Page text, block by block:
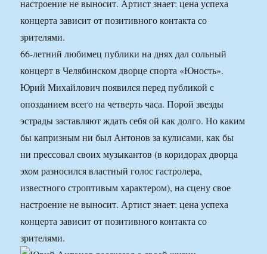
настроение не выносит. Артист знает: цена успеха
концерта зависит от позитивного контакта со
зрителями.
66-летний любимец публики на днях дал сольный
концерт в Челябинском дворце спорта «Юность».
Юрий Михайлович появился перед публикой с
опозданием всего на четверть часа. Порой звезды
эстрады заставляют ждать себя ой как долго. Но каким
бы капризным ни был Антонов за кулисами, как бы
ни прессовал своих музыкантов (в коридорах дворца
эхом разносился властный голос гастролера,
известного строптивым характером), на сцену свое
настроение не выносит. Артист знает: цена успеха
концерта зависит от позитивного контакта со
зрителями.